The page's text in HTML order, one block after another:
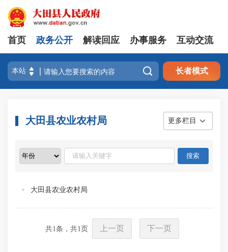
首页 政务公开 解读回应 办事服务 互动交流
 长者模式
大田县农业农村局 更多栏目
大田县农业农村局
共1 条，共1 页 上一页 下一页